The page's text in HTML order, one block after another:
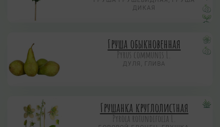
ДИКАЯ
Груша обыкновенная
Pyrus communis L.
ДУЛЯ, ГЛИВА
Грушанка круглолистная
Pyrola rotundifolia L.